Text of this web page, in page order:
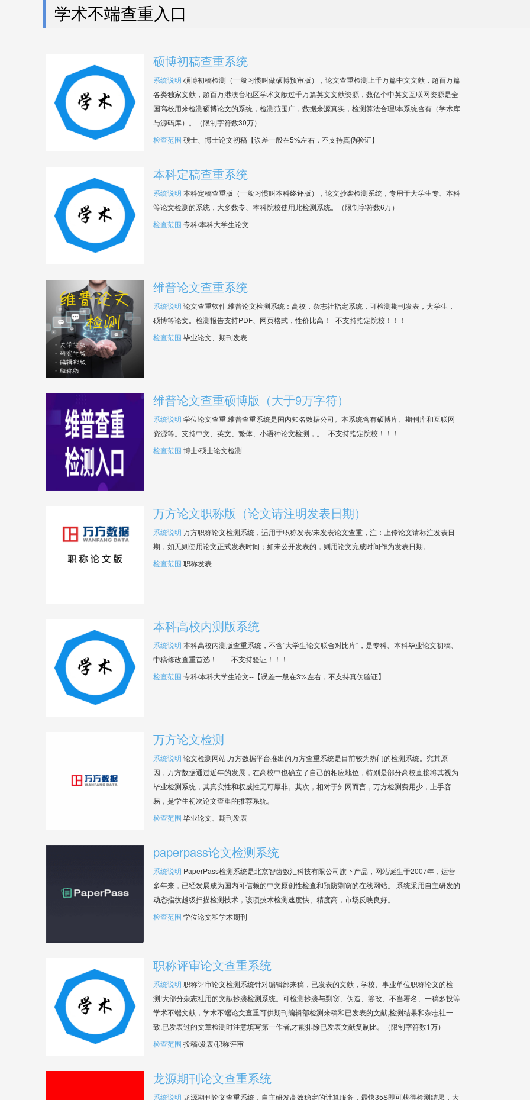
学术不端查重入口
硕博初稿查重系统
系统说明 硕博初稿检测（一般习惯叫做硕博预审版），论文查重检测上千万篇中文文献，超百万篇
各类独家文献，超百万港澳台地区学术文献过千万篇英文文献资源，数亿个中英文互联网资源是全
国高校用来检测硕博论文的系统，检测范围广，数据来源真实，检测算法合理!本系统含有（学术库
与源码库）。（限制字符数30万）
检查范围 硕士、博士论文初稿【误差一般在5%左右，不支持真伪验证】
本科定稿查重系统
系统说明 本科定稿查重版（一般习惯叫本科终评版），论文抄袭检测系统，专用于大学生专、本科
等论文检测的系统，大多数专、本科院校使用此检测系统。（限制字符数6万）
检查范围 专科/本科大学生论文
维普论文查重系统
系统说明 论文查重软件,维普论文检测系统：高校，杂志社指定系统，可检测期刊发表，大学生，
硕博等论文。检测报告支持PDF、网页格式，性价比高！--不支持指定院校！！！
检查范围 毕业论文、期刊发表
维普论文查重硕博版（大于9万字符）
系统说明 学位论文查重,维普查重系统是国内知名数据公司。本系统含有硕博库、期刊库和互联网
资源等。支持中文、英文、繁体、小语种论文检测，。--不支持指定院校！！！
检查范围 博士/硕士论文检测
万方论文职称版（论文请注明发表日期）
系统说明 万方职称论文检测系统，适用于职称发表/未发表论文查重，注：上传论文请标注发表日
期，如无则使用论文正式发表时间；如未公开发表的，则用论文完成时间作为发表日期。
检查范围 职称发表
本科高校内测版系统
系统说明 本科高校内测版查重系统，不含”大学生论文联合对比库“，是专科、本科毕业论文初稿、
中稿修改查重首选！——不支持验证！！！
检查范围 专科/本科大学生论文--【误差一般在3%左右，不支持真伪验证】
万方论文检测
系统说明 论文检测网站,万方数据平台推出的万方查重系统是目前较为热门的检测系统。究其原
因，万方数据通过近年的发展，在高校中也确立了自己的相应地位，特别是部分高校直接将其视为
毕业检测系统，其真实性和权威性无可厚非。其次，相对于知网而言，万方检测费用少，上手容
易，是学生初次论文查重的推荐系统。
检查范围 毕业论文、期刊发表
paperpass论文检测系统
系统说明 PaperPass检测系统是北京智齿数汇科技有限公司旗下产品，网站诞生于2007年，运营
多年来，已经发展成为国内可信赖的中文原创性检查和预防剽窃的在线网站。 系统采用自主研发的
动态指纹越级扫描检测技术，该项技术检测速度快、精度高，市场反映良好。
检查范围 学位论文和学术期刊
职称评审论文查重系统
系统说明 职称评审论文检测系统针对编辑部来稿，已发表的文献，学校、事业单位职称论文的检
测!大部分杂志社用的文献抄袭检测系统。可检测抄袭与剽窃、伪造、篡改、不当署名、一稿多投等
学术不端文献，学术不端论文查重可供期刊编辑部检测来稿和已发表的文献,检测结果和杂志社一
致,已发表过的文章检测时注意填写第一作者,才能排除已发表文献复制比。（限制字符数1万）
检查范围 投稿/发表/职称评审
龙源期刊论文查重系统
系统说明 龙源期刊论文查重系统，自主研发高效稳定的计算服务，最快35S即可获得检测结果，大